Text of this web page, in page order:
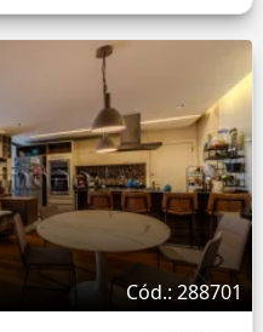
Cód.: 288701